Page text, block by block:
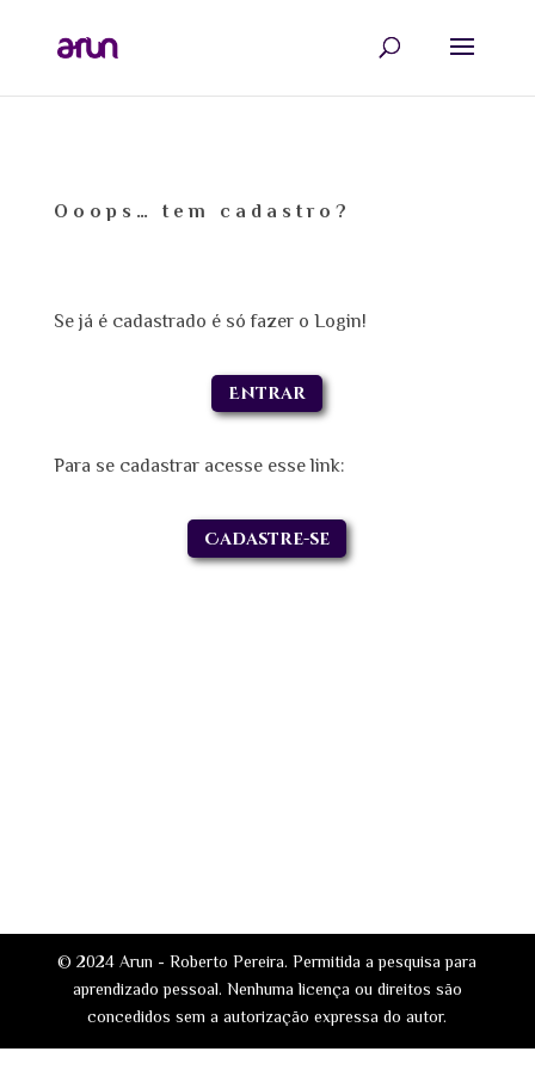
Ooops… tem cadastro?
Se já é cadastrado é só fazer o Login!
Entrar
Para se cadastrar acesse esse link:
Cadastre-se
© 2024 Arun - Roberto Pereira. Permitida a pesquisa para
aprendizado pessoal. Nenhuma licença ou direitos são
concedidos sem a autorização expressa do autor.